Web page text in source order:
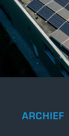
ARCHIEF